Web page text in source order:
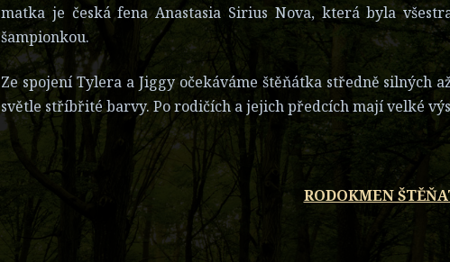
matka je česká fena Anastasia Sirius Nova, která byla
šampionkou.
Ze spojení Tylera a Jiggy očekáváme štěňátka středně silných
světle stříbřité barvy. Po rodičích a jejich předcích mají velké
RODOKMEN